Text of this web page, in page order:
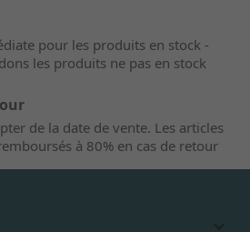
pour les produits en stock -
les produits ne pas en stock
de la date de vente. Les articles
à 80% en cas de retour